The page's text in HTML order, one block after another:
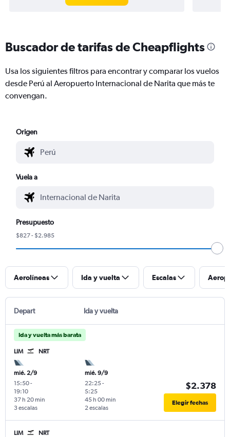
Buscador de tarifas de Cheapflights
Usa los siguientes filtros para encontrar y comparar los vuelos
desde Perú al Aeropuerto Internacional de Narita que más te
convengan.
Origen
Vuela a
Presupuesto
$827 - $2.985
Aerolíneas Ida y vuelta Escalas
Depart Ida y vuelta
Ida y vuelta más barata
LIM NRT
mié. 2/9
15:50-
19:10
3 escalas
37 h 20 min
mié. 9/9
22:25-
5:25
2 escalas
45 h 00 min
$2.378
Elegir fechas
LIM NRT